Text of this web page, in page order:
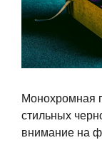
Монохромная
стильных
внимание на